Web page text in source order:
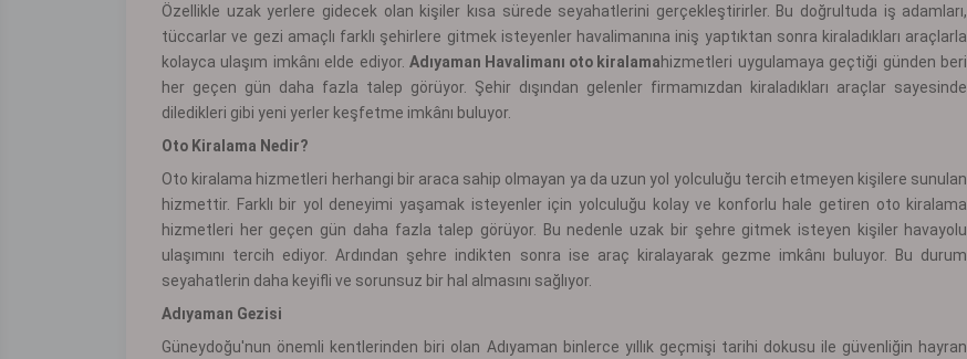
Özellikle uzak yerlere gidecek olan kişiler kısa sürede seyahatlerini gerçekleştirirler. Bu doğrultuda iş adamları,
tüccarlar ve gezi amaçlı farklı şehirlere gitmek isteyenler havalimanına iniş yaptıktan sonra kiraladıkları araçlarla
kolayca ulaşım imkânı elde ediyor.Adıyaman Havalimanı oto kiralamahizmetleri uygulamaya geçtiği günden beri
her geçen gün daha fazla talep görüyor. Şehir dışından gelenler firmamızdan kiraladıkları araçlar sayesinde
diledikleri gibi yeni yerler keşfetme imkânı buluyor.
Oto Kiralama Nedir?
Oto kiralama hizmetleri herhangi bir araca sahip olmayan ya da uzun yol yolculuğu tercih etmeyen kişilere sunulan
hizmettir. Farklı bir yol deneyimi yaşamak isteyenler için yolculuğu kolay ve konforlu hale getiren oto kiralama
hizmetleri her geçen gün daha fazla talep görüyor. Bu nedenle uzak bir şehre gitmek isteyen kişiler havayolu
ulaşımını tercih ediyor. Ardından şehre indikten sonra ise araç kiralayarak gezme imkânı buluyor. Bu durum
seyahatlerin daha keyifli ve sorunsuz bir hal almasını sağlıyor.
Adıyaman Gezisi
Güneydoğu'nun önemli kentlerinden biri olan Adıyaman binlerce yıllık geçmişi tarihi dokusu ile güvenliğin hayran